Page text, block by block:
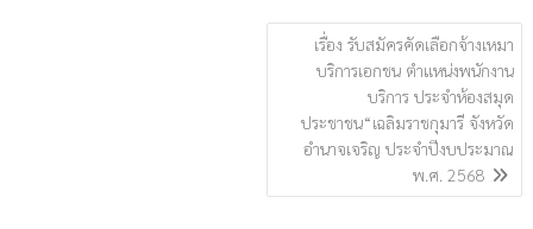
เรื่อง รับสมัครคัดเลือกจ้างเหมา
บริการเอกชน ตำแหน่งพนักงาน
บริการ ประจำห้องสมุด
ประชาชน“เฉลิมราชกุมารี จังหวัด
อำนาจเจริญ ประจำปีงบประมาณ
พ.ศ. 2568